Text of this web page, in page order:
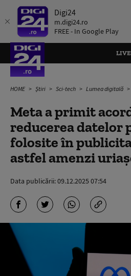
Digi24
m.digi24.ro
FREE - In Google Play
HOME Știri Sci-tech Lumea digitală
Meta a primit
reducerea datelor
folosite în
astfel amenzi
Data publicării:09.12.2025 07:54